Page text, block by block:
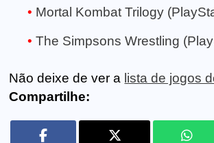
Mortal Kombat Trilogy
The Simpsons Wrestling
Não deixe de ver a lista de jogos
Compartilhe: